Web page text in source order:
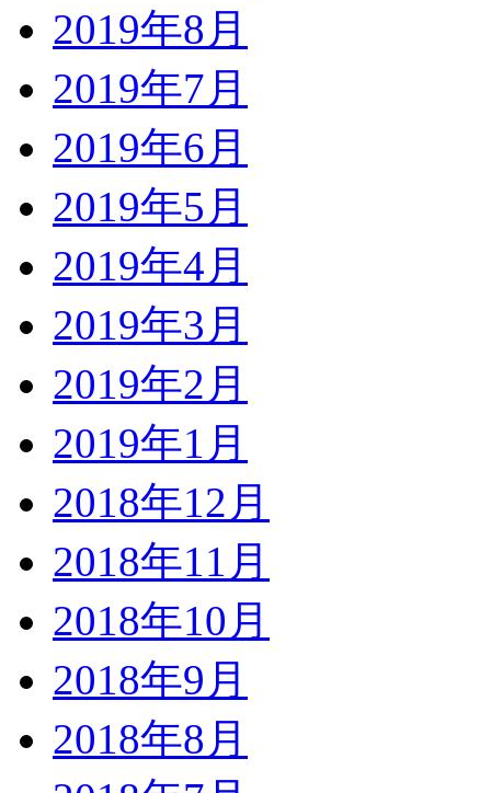
2019年8月
2019年7月
2019年6月
2019年5月
2019年4月
2019年3月
2019年2月
2019年1月
2018年12月
2018年11月
2018年10月
2018年9月
2018年8月